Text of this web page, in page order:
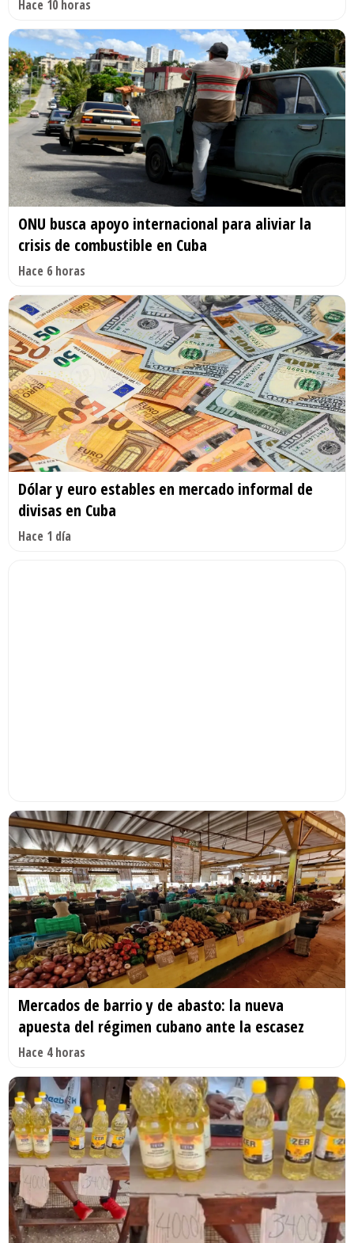
Hace 10 horas
ONU busca apoyo internacional para aliviar la
crisis de combustible en Cuba
Hace 6 horas
Dólar y euro estables en mercado informal de
divisas en Cuba
Hace 1 día
Mercados de barrio y de abasto: la nueva
apuesta del régimen cubano ante la escasez
Hace 4 horas